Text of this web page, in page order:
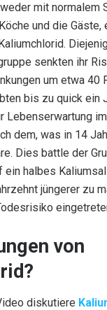
mit normalem
und die
senkten ihr
um etwa 40
bis zu quick ein
Lebenserwartung
dem, was in 14
Dies battle der
ein halbes
jüngerer zu
von
diskutiere